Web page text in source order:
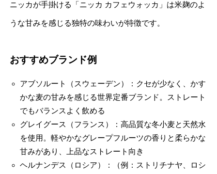
ニッカが手掛ける「ニッカ カフェウォッカ」は米麹のよ
うな甘みを感じる独特の味わいが特徴です。
おすすめブランド例
アブソルート（スウェーデン）：クセが少なく、かす
かな麦の甘みを感じる世界定番ブランド。ストレート
でもバランスよく飲める
グレイグース（フランス）：高品質な冬小麦と天然水
を使用。軽やかなグレープフルーツの香りと柔らかな
甘みがあり、上品なストレート向き
ヘルナンデス（ロシア）：（例：ストリチナヤ、ロシ